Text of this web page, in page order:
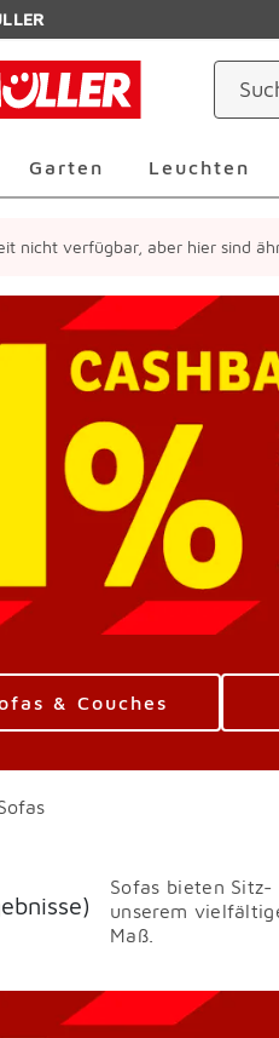
Garten Leuchten
nicht verfügbar, aber hier sind
& Couches
Sofas bieten Sitz-
unserem
Maß.